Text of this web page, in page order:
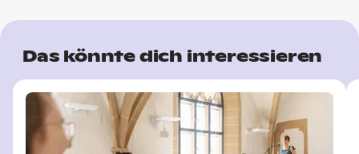
Das könnte dich interessieren